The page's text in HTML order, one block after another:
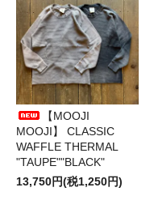
【MOOJI
MOOJI】 CLASSIC
WAFFLE THERMAL
"TAUPE""BLACK"
13,750円(税1,250円)